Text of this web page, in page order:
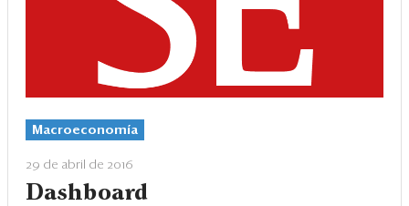
Macroeconomía
29 de abril de 2016
Dashboard